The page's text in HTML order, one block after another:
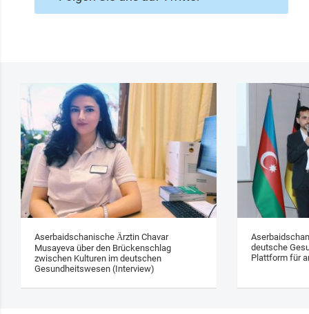
Aserbaidschanische Ärztin Chavar
Musayeva über den Brückenschlag
zwischen Kulturen im deutschen
Gesundheitswesen (Interview)
deutsche
Plattform für